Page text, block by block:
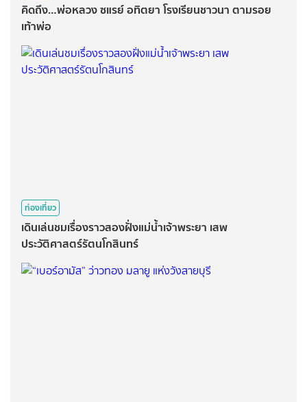
คิดถึง…พ่อหลวง ซแรย์ อทิตยา โรงเรียนชาวนา ตามรอย
เท้าพ่อ
ท่องเที่ยว
เดินเล่นชมเรื่องราวสองฝั่งแม่น้ำเจ้าพระยา เสพ
ประวัติศาสตร์รัตนโกสินทร์